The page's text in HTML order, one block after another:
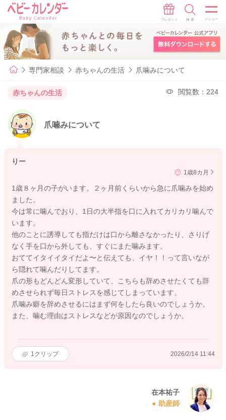
専門家相談 赤ちゃんの生活 爪噛みについて
赤ちゃんの生活 閲覧数：224
爪噛みについて
りー
1歳8カ月
1歳８ヶ月の子がいます。２ヶ月前くらいから急に爪噛みを始め
ました。
今は常に噛んでおり、1日の大半指を口に入れてカリカリ噛んで
います。
他のことに誘導しても指だけは口から離さなかったり、さりげ
なく手を口から外しても、すぐにまた噛みます。
おててイタイイタイだよ〜と伝えても、イヤ！！って言いなが
ら隠れて噛んだりしてます。
爪の形もどんどん変形していて、こちらも辞めさせたくても辞
めさせられず毎日ストレスを感じてしまっています。
爪噛み癖を辞めさせるにはまず何をしたら良いのでしょうか。
また、噛む理由はストレスなどが原因なのでしょうか。
1 クリップ 2026/2/14 11:44
在本祐子
助産師